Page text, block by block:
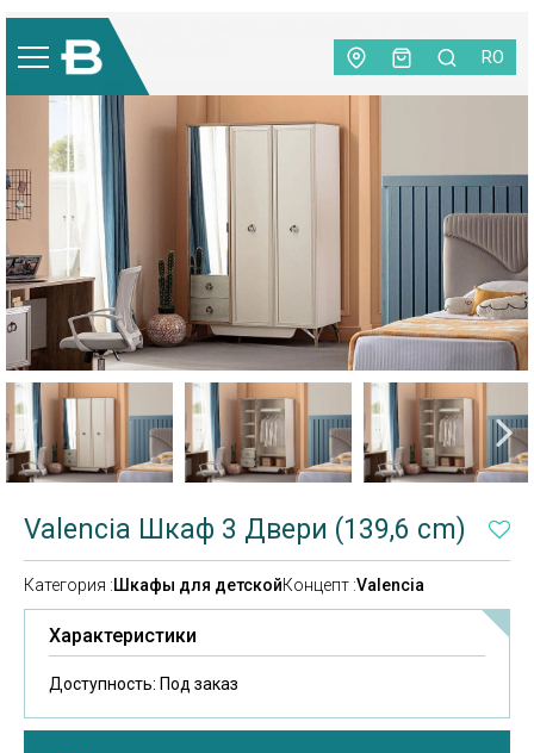
RO
Детская
Шкаф 3 Двери (139,6 cm)
Valencia Шкаф 3 Двери (139,6 cm)
Категория :Шкафы для детскойКонцепт :Valencia
Характеристики
Доступность: Под заказ